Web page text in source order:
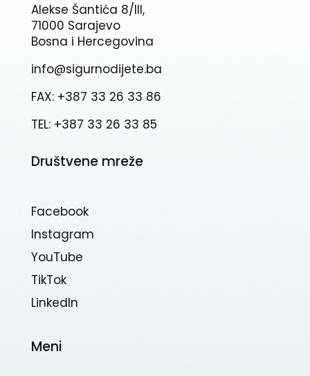
Alekse Šantića 8/III,
71000 Sarajevo
Bosna i Hercegovina
info@sigurnodijete.ba
FAX: +387 33 26 33 86
TEL: +387 33 26 33 85
Društvene mreže
Facebook
Instagram
YouTube
TikTok
Linkedln
Meni